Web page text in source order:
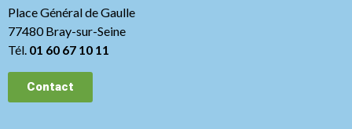
Place Général de Gaulle
77480 Bray-sur-Seine
Tél. 01 60 67 10 11
Contact